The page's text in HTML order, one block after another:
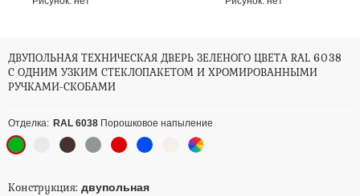
ДВУПОЛЬНАЯ ТЕХНИЧЕСКАЯ ДВЕРЬ ЗЕЛЕНОГО ЦВЕТА RAL 6038
С ОДНИМ УЗКИМ СТЕКЛОПАКЕТОМ И ХРОМИРОВАННЫМИ
РУЧКАМИ-СКОБАМИ
Отделка: RAL 6038 Порошковое напыление
Конструкция: двупольная